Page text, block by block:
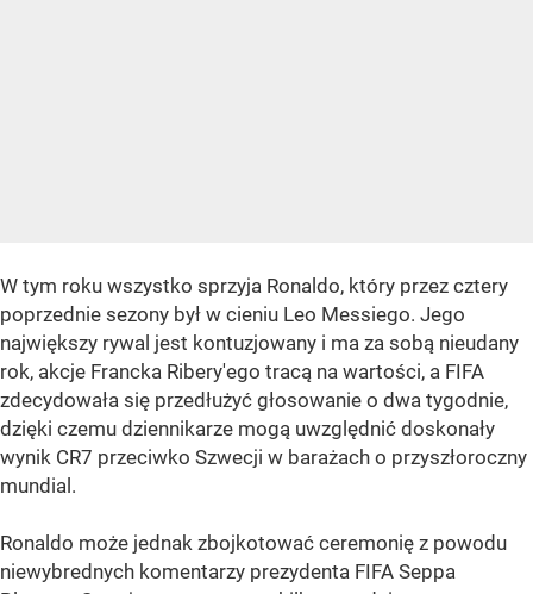
W tym roku wszystko sprzyja Ronaldo, który przez cztery
poprzednie sezony był w cieniu Leo Messiego. Jego
największy rywal jest kontuzjowany i ma za sobą nieudany
rok, akcje Francka Ribery'ego tracą na wartości, a FIFA
zdecydowała się przedłużyć głosowanie o dwa tygodnie,
dzięki czemu dziennikarze mogą uwzględnić doskonały
wynik CR7 przeciwko Szwecji w barażach o przyszłoroczny
mundial.
Ronaldo może jednak zbojkotować ceremonię z powodu
niewybrednych komentarzy prezydenta FIFA Seppa